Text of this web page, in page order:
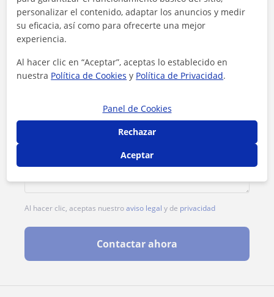
Al hacer clic, aceptas nuestroaviso legal y de privacidad
Contactar ahora
personalizar el contenido, adaptar los anuncios y medir
su eficacia, así como para ofrecerte una mejor
experiencia.
Al hacer clic en “Aceptar”, aceptas lo establecido en
nuestra Política de Cookies y Política de Privacidad.
Panel de Cookies
Rechazar
Aceptar